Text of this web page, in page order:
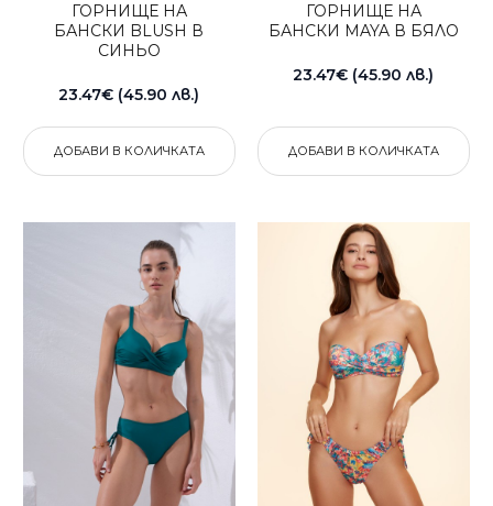
ГОРНИЩЕ НА
БАНСКИ BLUSH В
СИНЬО
23.47€ (45.90 лв.)
ДОБАВИ В КОЛИЧКАТА
ГОРНИЩЕ НА
БАНСКИ MAYA В БЯЛО
23.47€ (45.90 лв.)
ДОБАВИ В КОЛИЧКАТА